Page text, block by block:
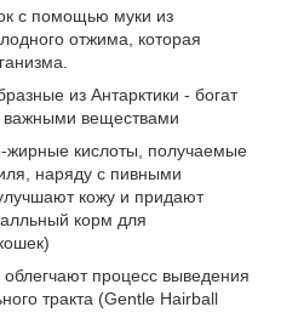
с помощью муки из
отжима, которая
из Антарктики - богат
важными веществами
кислоты, получаемые
наряду с пивными
кожу и придают
корм для
процесс выведения
тракта (Gentle Hairball